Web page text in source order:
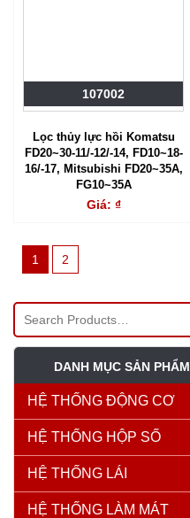
107002
Lọc thủy lực hồi Komatsu
FD20~30-11/-12/-14, FD10~18-
16/-17, Mitsubishi FD20~35A,
FG10~35A
Giá: ₫
1 2
DANH MỤC SẢN PHẨM
HỆ THỐNG ĐỘNG CƠ
HỆ THỐNG HỘP SỐ
HỆ THỐNG LÁI
HỆ THỐNG LÀM MÁT